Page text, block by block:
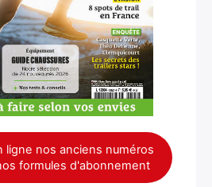
ligne nos anciens numéros
formules d'abonnement